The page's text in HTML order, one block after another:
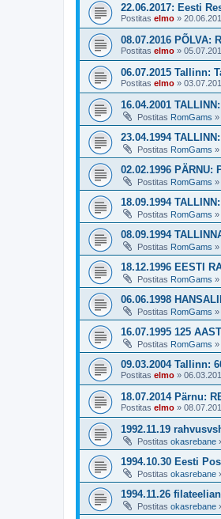
22.06.2017: Eesti
Postitas elmo »
08.07.2016 PÕLVA:
Postitas elmo »
06.07.2015 Tallinn:
Postitas elmo »
16.04.2001
Postitas RomGams »
23.04.1994
Postitas RomGams »
02.02.1996 PÄRNU:
Postitas RomGams »
18.09.1994
Postitas RomGams »
08.09.1994
Postitas RomGams »
18.12.1996 EESTI
Postitas RomGams »
06.06.1998
Postitas RomGams »
16.07.1995 125
Postitas RomGams »
09.03.2004 Tallinn:
Postitas elmo »
18.07.2014 Pärnu:
Postitas elmo »
1992.11.19
Postitas okasrebane
1994.10.30 Eesti
Postitas okasrebane
1994.11.26
Postitas okasrebane